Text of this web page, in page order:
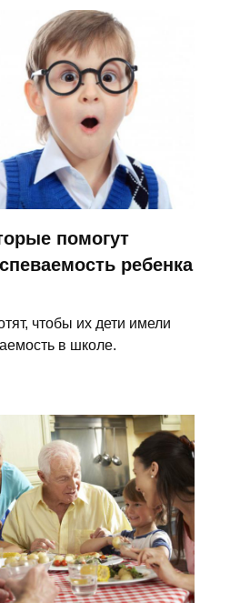
помогут
ребенка
чтобы их дети имели
в школе.